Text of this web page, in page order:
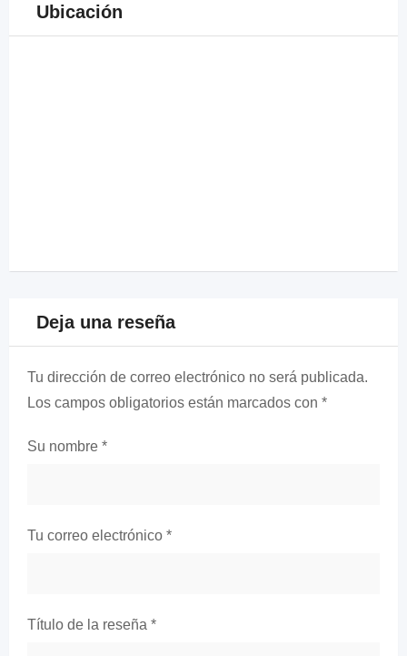
Ubicación
Deja una reseña
Tu dirección de correo electrónico no será publicada.
Los campos obligatorios están marcados con *
Su nombre *
Tu correo electrónico *
Título de la reseña *